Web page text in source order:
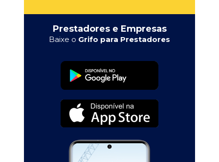
Prestadores e Empresas
Baixe o Grifo para Prestadores